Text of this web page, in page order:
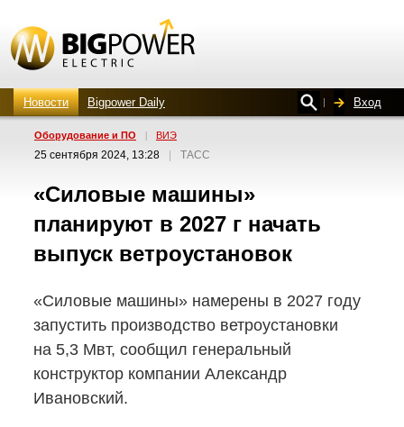
Новости Bigpower Daily Вход
Оборудование и ПО | ВИЭ
25 сентября 2024, 13:28 ТАСС
«Силовые машины»
планируют в 2027 г начать
выпуск ветроустановок
«Силовые машины» намерены в 2027 году
запустить производство ветроустановки
на 5,3 Мвт, сообщил генеральный
конструктор компании Александр
Ивановский.